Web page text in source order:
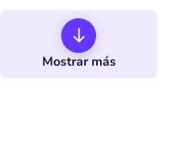
Mostrar más